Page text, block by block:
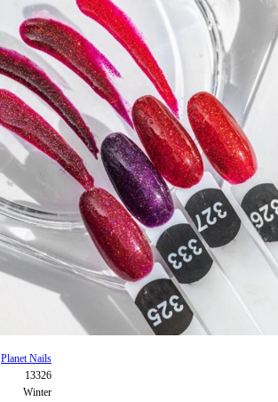
Planet Nails
13326
Winter